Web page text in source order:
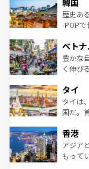
はコン
いる。
ビング
い。オ
参照し
ン）、
と山間
驚きを
容にも
照して
韓国
歴史あ
-POPで
き、地
できる
まで、
リティ
覧を参
ベト
豊かな
く伸び
急速な
ーチミ
醸し出
とつ。
ひ現地
が旅行
タイ
タイは
国だ。
の活気
帯で自
いビー
香港
アジア
もって